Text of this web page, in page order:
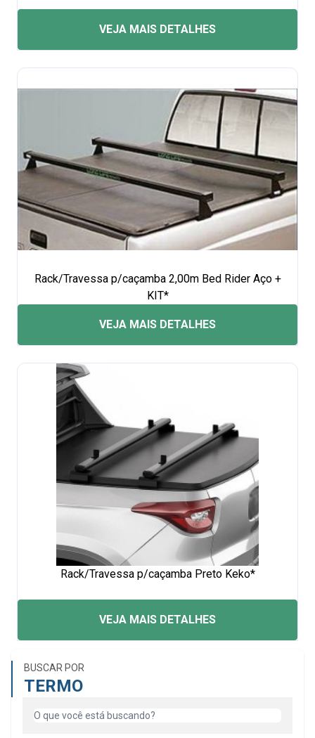
BUSCAR POR
TERMO
VEJA MAIS DETALHES
Rack/Travessa p/caçamba 2,00m Bed Rider Aço +
KIT*
VEJA MAIS DETALHES
Rack/Travessa p/caçamba Preto Keko*
VEJA MAIS DETALHES